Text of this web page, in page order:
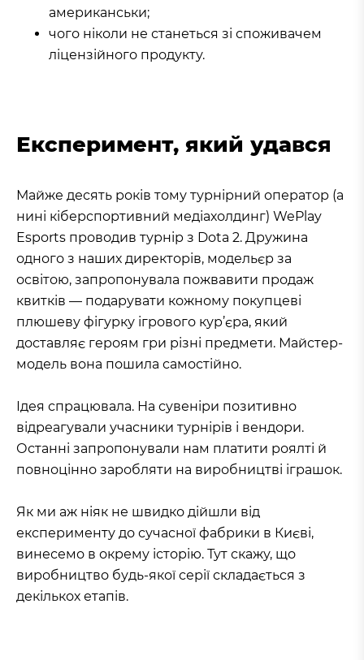
американськи;
чого ніколи не станеться зі споживачем
ліцензійного продукту.
Експеримент, який удався
Майже десять років тому турнірний оператор (а
нині кіберспортивний медіахолдинг) WePlay
Esports проводив турнір з Dota 2. Дружина
одного з наших директорів, модельєр за
освітою, запропонувала пожвавити продаж
квитків — подарувати кожному покупцеві
плюшеву фігурку ігрового кур’єра, який
доставляє героям гри різні предмети. Майстер-
модель вона пошила самостійно.
Ідея спрацювала. На сувеніри позитивно
відреагували учасники турнірів і вендори.
Останні запропонували нам платити роялті й
повноцінно заробляти на виробництві іграшок.
Як ми аж ніяк не швидко дійшли від
експерименту до сучасної фабрики в Києві,
винесемо в окрему історію. Тут скажу, що
виробництво будь-якої серії складається з
декількох етапів.